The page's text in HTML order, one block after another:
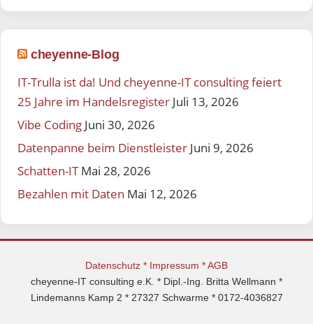
cheyenne-Blog
IT-Trulla ist da! Und cheyenne-IT consulting feiert
25 Jahre im Handelsregister Juli 13, 2026
Vibe Coding Juni 30, 2026
Datenpanne beim Dienstleister Juni 9, 2026
Schatten-IT Mai 28, 2026
Bezahlen mit Daten Mai 12, 2026
Datenschutz * Impressum *AGB
cheyenne-IT consulting e.K. * Dipl.-Ing. Britta Wellmann *
Lindemanns Kamp 2 * 27327 Schwarme * 0172-4036827